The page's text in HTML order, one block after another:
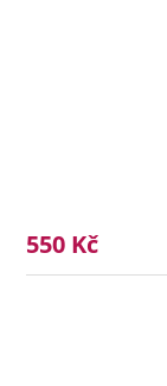
550 Kč